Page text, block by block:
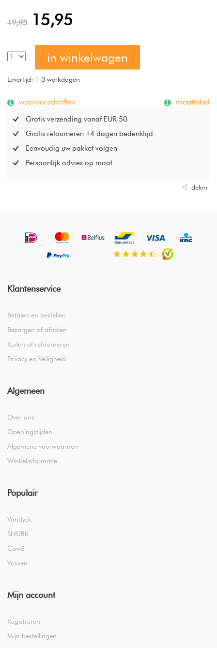
19,95 15,95
in winkelwagen
Levertijd: 1-3 werkdagen
wasvoorschriften maattabel
Gratis verzending vanaf EUR 50
Gratis retourneren 14 dagen bedenktijd
Eenvoudig uw pakket volgen
Persoonlijk advies op maat
delen
Klantenservice
Betalen en bestellen
Bezorgen of afhalen
Ruilen of retourneren
Privacy en Veiligheid
Algemeen
Over ons
Openingstijden
Algemene voorwaarden
Winkelinformatie
Populair
Vandyck
SNURK
Cawö
Vossen
Mijn account
Registreren
Mijn bestellingen